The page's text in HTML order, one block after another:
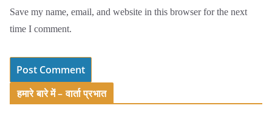
Save my name, email, and website in this browser for the next
time I comment.
हमारे बारे में – वार्ता प्रभात